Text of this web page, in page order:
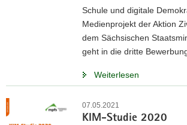
Schule und digitale
Medienprojekt der Aktion
dem Sächsischen
geht in die dritte
Weiterlesen
07.05.2021
KIM-Studie 2020